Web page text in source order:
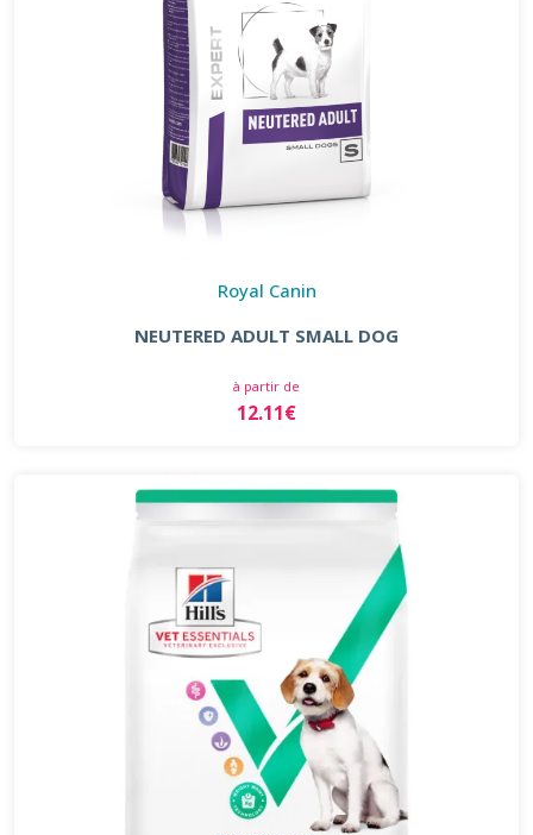
Royal Canin
NEUTERED ADULT SMALL DOG
à partir de
12.11€